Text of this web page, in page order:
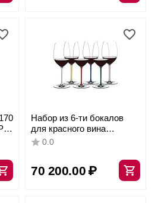
Набор из 6-ти бокалов
для красного вина
Cabernet/Merlot ручной
прозрачный/мультиколор,
серия Fatto a Mano, Riedel
0.0
70 200.00 ₽